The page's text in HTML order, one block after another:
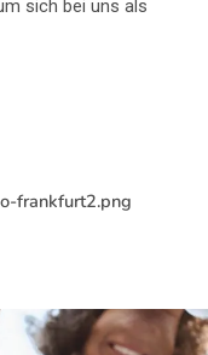
sich bei uns als